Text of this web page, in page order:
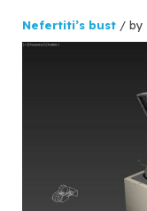
Nefertiti’s bust / by